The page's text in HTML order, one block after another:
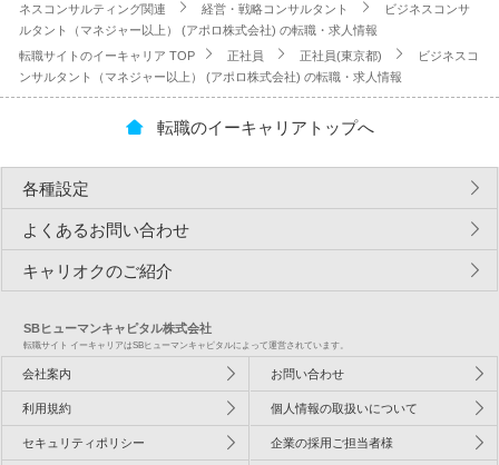
ネスコンサルティング関連
経営・戦略コンサルタント
ビジネスコンサ
ルタント（マネジャー以上） (アポロ株式会社) の転職・求人情報
転職サイトのイーキャリア TOP
正社員 正社員(東京都)
ビジネスコ
ンサルタント（マネジャー以上） (アポロ株式会社) の転職・求人情報
転職のイーキャリアトップへ
各種設定
よくあるお問い合わせ
キャリオクのご紹介
SBヒューマンキャピタル株式会社
転職サイト イーキャリアはSBヒューマンキャピタルによって運営されています。
会社案内 お問い合わせ
利用規約 個人情報の取扱いについて
セキュリティポリシー 企業の採用ご担当者様